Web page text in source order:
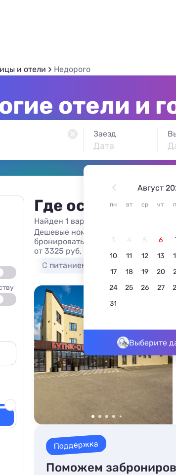
и отели Недорого
отели и
Заезд
Дата
Август
пн вт ср чт
3
4 5 6
10
11 12 13
17
18 19 20
24
25 26 27
31
Выберите
Где
Найден 1 вариант жилья из 1
Дешевые номера в отелях и
бронировать отдых у моря без
от 3325 руб, номера с
С питанием
Поддержка
Поможем